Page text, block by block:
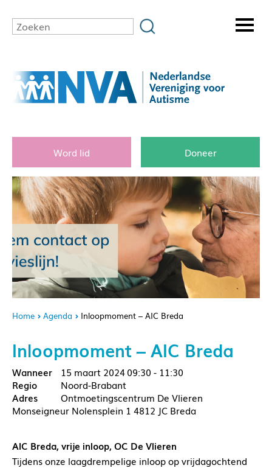
Word lid Doneer
Home Agenda Inloopmoment – AIC Breda
Inloopmoment – AIC Breda
15 maart 202409:30 - 11:30
Noord-Brabant
Ontmoetingscentrum De Vlieren
Monseigneur Nolensplein 1 4812 JC Breda
AIC Breda, vrije inloop, OC De Vlieren
Tijdens onze laagdrempelige inloop op vrijdagochtend